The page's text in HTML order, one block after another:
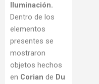
Iluminación.
Dentro de los
elementos
presentes se
mostraron
objetos hechos
en Corian de Du